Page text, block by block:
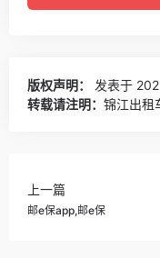
版权声明：
发表于
转载请注明： 锦江出租
上一篇
邮e保app,邮e保